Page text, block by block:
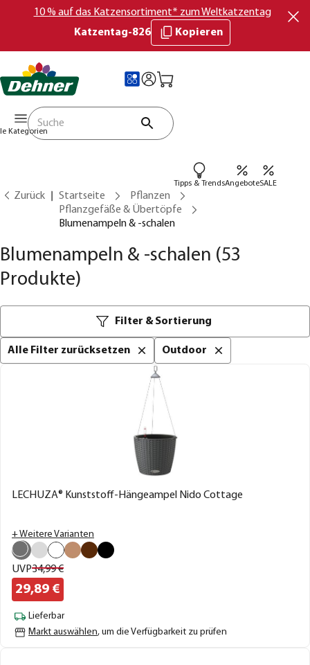
10 % auf das Katzensortiment* zum Weltkatzentag
Katzentag-826
Kopieren
Kategorien
Tipps & TrendsAngeboteSALE
Zurück Startseite
Pflanzen
Pflanzgefäße & Übertöpfe
Blumenampeln & -schalen
Blumenampeln & -schalen (53
Produkte)
Filter & Sortierung
Alle Filter zurücksetzen Outdoor
LECHUZA® Kunststoff-Hängeampel Nido Cottage
+ Weitere Varianten
UVP34,99€
29,89 €
Lieferbar
Markt auswählen, um die Verfügbarkeit zu prüfen